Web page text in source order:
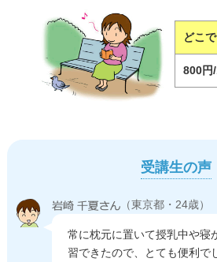
どこ
800円
受講生の声
（東京都・24歳）
常に枕元に置いて授乳中や寝
習できたので、とても便利で